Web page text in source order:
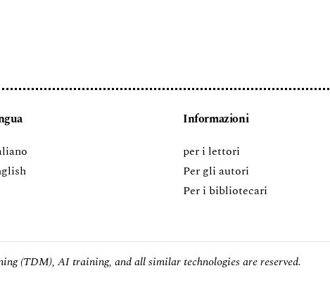
Informazioni
per i lettori
Per gli autori
Per i bibliotecari
(TDM), AI training, and all similar technologies are reserved.